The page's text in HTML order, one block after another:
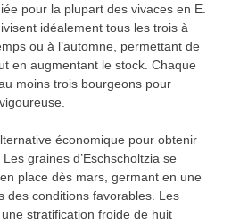
pour la plupart des vivaces en E.
idéalement tous les trois à
ou à l’automne, permettant de
en augmentant le stock. Chaque
moins trois bourgeons pour
économique pour obtenir
graines d’Eschscholtzia se
place dès mars, germant en une
des conditions favorables. Les
stratification froide de huit